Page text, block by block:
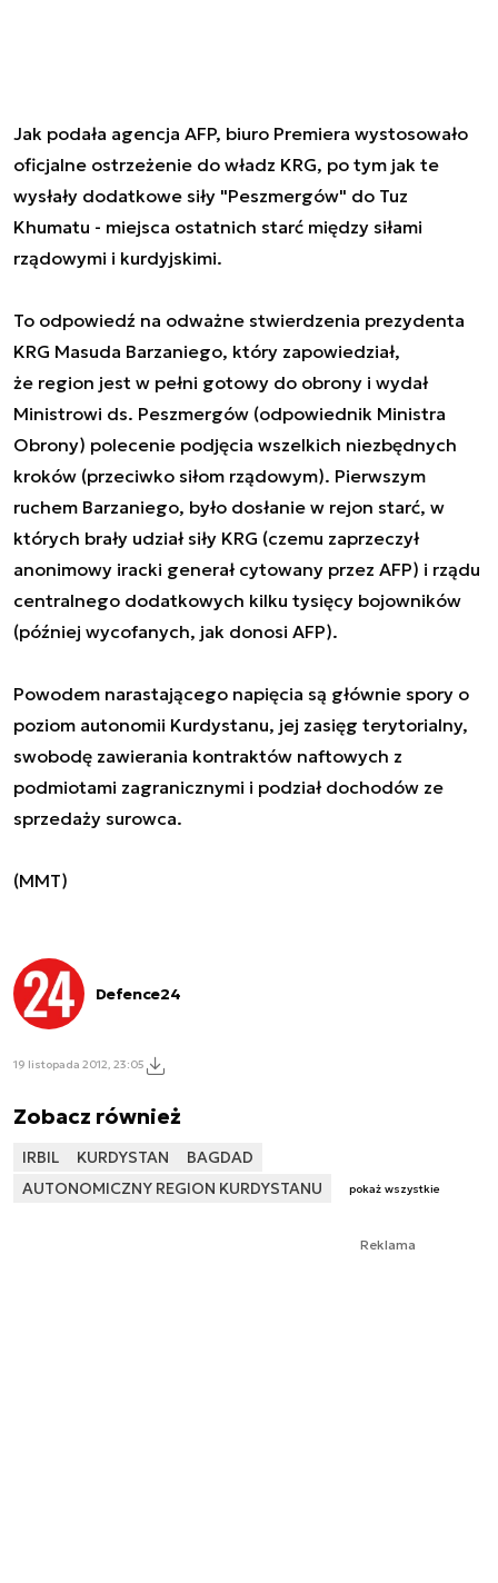
Jak podała agencja AFP, biuro Premiera wystosowało
oficjalne ostrzeżenie do władz KRG, po tym jak te
wysłały dodatkowe siły "Peszmergów" do Tuz
Khumatu - miejsca ostatnich starć między siłami
rządowymi i kurdyjskimi.
To odpowiedź na odważne stwierdzenia prezydenta
KRG Masuda Barzaniego, który zapowiedział,
że region jest w pełni gotowy do obrony i wydał
Ministrowi ds. Peszmergów (odpowiednik Ministra
Obrony) polecenie podjęcia wszelkich niezbędnych
kroków (przeciwko siłom rządowym). Pierwszym
ruchem Barzaniego, było dosłanie w rejon starć, w
których brały udział siły KRG (czemu zaprzeczył
anonimowy iracki generał cytowany przez AFP) i rządu
centralnego dodatkowych kilku tysięcy bojowników
(później wycofanych, jak donosi AFP).
Powodem narastającego napięcia są głównie spory o
poziom autonomii Kurdystanu, jej zasięg terytorialny,
swobodę zawierania kontraktów naftowych z
podmiotami zagranicznymi i podział dochodów ze
sprzedaży surowca.
(MMT)
Defence24
19 listopada 2012, 23:05
Zobacz również
IRBIL KURDYSTAN
BAGDAD
AUTONOMICZNY REGION KURDYSTANU
pokaż wszystkie
Reklama